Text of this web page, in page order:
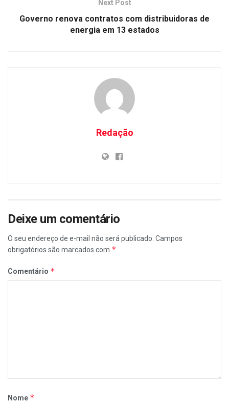
Next Post
Governo renova contratos com distribuidoras de
energia em 13 estados
Redação
Deixe um comentário
O seu endereço de e-mail não será publicado. Campos
obrigatórios são marcados com *
Comentário *
Nome *